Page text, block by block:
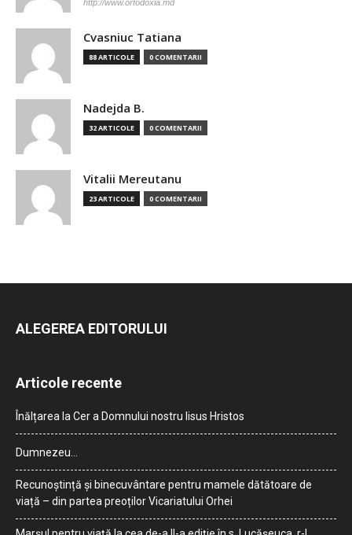
http://www.ortodoxia.md
Cvasniuc Tatiana
88 ARTICOLE 0 COMENTARII
Nadejda B.
32 ARTICOLE 0 COMENTARII
Vitalii Mereutanu
23 ARTICOLE 0 COMENTARII
ALEGEREA EDITORULUI
Articole recente
Înălțarea la Cer a Domnului nostru Iisus Hristos
Dumnezeu…
Recunoștință și binecuvântare pentru mamele dătătoare de
viață – din partea preoților Vicariatului Orhei